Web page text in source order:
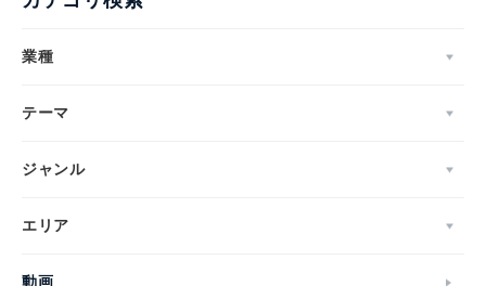
業種
テーマ
ジャンル
エリア
動画